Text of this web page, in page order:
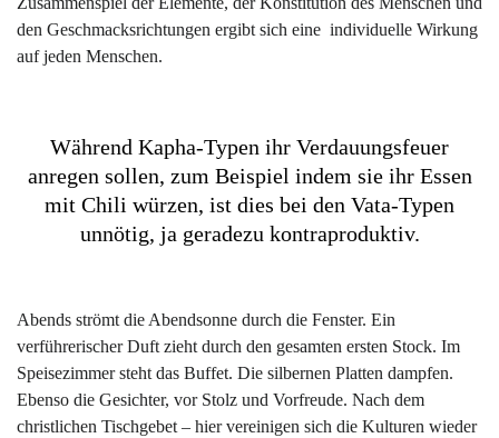
den Geschmacksrichtungen ergibt sich eine individuelle Wirkung
auf jeden Menschen.
Während Kapha-Typen ihr Verdauungsfeuer
anregen sollen, zum Beispiel indem sie ihr Essen
mit Chili würzen, ist dies bei den Vata-Typen
unnötig, ja geradezu kontraproduktiv.
Abends strömt die Abendsonne durch die Fenster. Ein
verführerischer Duft zieht durch den gesamten ersten Stock. Im
Speisezimmer steht das Buffet. Die silbernen Platten dampfen.
Ebenso die Gesichter, vor Stolz und Vorfreude. Nach dem
christlichen Tischgebet – hier vereinigen sich die Kulturen wieder